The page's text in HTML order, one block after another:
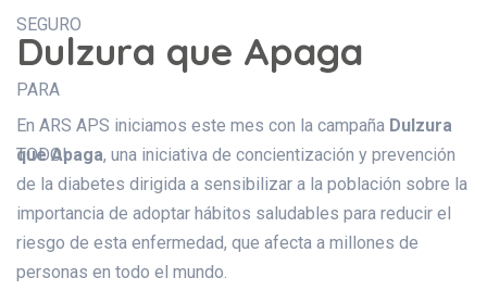
Dulzura que Apaga
En ARS APS iniciamos este mes con la campaña Dulzura
que Apaga, una iniciativa de concientización y prevención
de la diabetes dirigida a sensibilizar a la población sobre la
importancia de adoptar hábitos saludables para reducir el
riesgo de esta enfermedad, que afecta a millones de
personas en todo el mundo.